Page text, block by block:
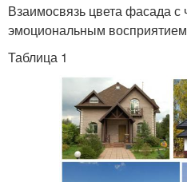
Взаимосвязь цвета фасада с
эмоциональным восприятием
Таблица 1